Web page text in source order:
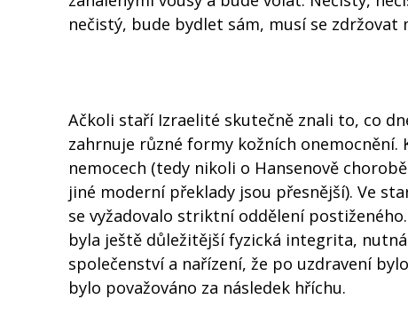
nečistý, bude bydlet sám, musí se zdržovat
Ačkoli staří Izraelité skutečně znali to, co
zahrnuje různé formy kožních onemocnění.
nemocech (tedy nikoli o Hansenově
jiné moderní překlady jsou přesnější). Ve
se vyžadovalo striktní oddělení
byla ještě důležitější fyzická integrita,
společenství a nařízení, že po uzdravení
bylo považováno za následek hříchu.